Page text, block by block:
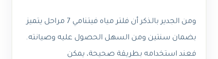
ومن الجدير بالذكر أن فلتر مياه فيتنامي 7 مراحل يتميز
بضمان سنتين ومن السهل الحصول عليه وصيانته.
فعند استخدامه بطريقة صحيحة، يمكن